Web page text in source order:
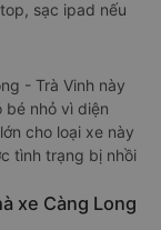
sạc ipad nếu
- Trà Vinh này
bé nhỏ vì diện
cho loại xe này
tình trạng bị nhồi
xe Càng Long